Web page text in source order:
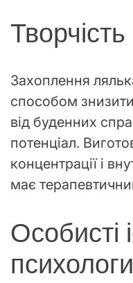
Творчість
Захоплення
способом знизити
від буденних
потенціал.
концентрації і
має
Особисті